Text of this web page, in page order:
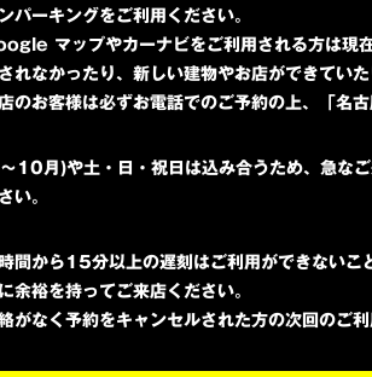
パーキングをご利用ください。
マップやカーナビをご利用される方は現
れなかったり、新しい建物やお店ができてい
のお客様は必ずお電話でのご予約の上、「名
10月)や土・日・祝日は込み合うため、急な
い。
間から15分以上の遅刻はご利用ができないこ
余裕を持ってご来店ください。
がなく予約をキャンセルされた方の次回のご利